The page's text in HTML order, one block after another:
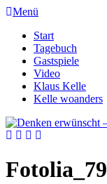
Menü
Start
Tagebuch
Gastspiele
Video
Klaus Kelle
Kelle woanders